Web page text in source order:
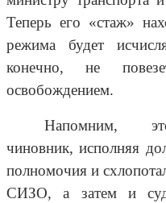
Теперь его «стаж»
режима будет
конечно, не
освобождением.
Напомним,
чиновник, исполняя
полномочия и
СИЗО, а затем и